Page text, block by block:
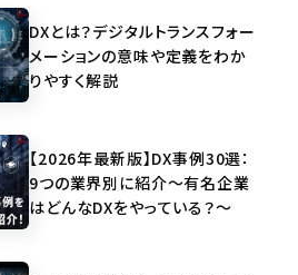
DXとは？デジタルトランスフォー
メーションの意味や定義をわか
りやすく解説
【2026年最新版】DX事例30選：
9つの業界別に紹介～有名企業
はどんなDXをやっている？～